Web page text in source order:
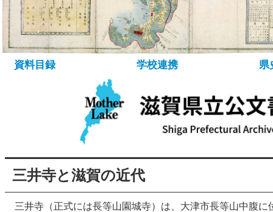
所蔵資料について 資料の探し方 デ
資料目録 学校連携 県
三井寺と滋賀の近代
三井寺（正式には長等山園城寺）は、大津市長等山中腹に